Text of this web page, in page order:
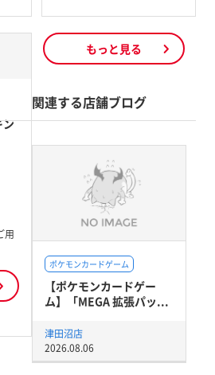
ン
用
もっと見る
関連する店舗ブログ
ポケモンカードゲーム
【ポケモンカードゲー
ム】「MEGA 拡張パッ...
津田沼店
2026.08.06